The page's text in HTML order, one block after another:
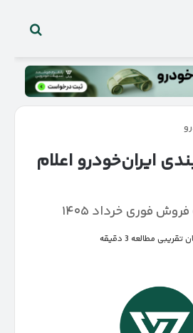
ایران‌خودرو اعلام
فوری خرداد ۱۴۰۵
تقریبی مطالعه 3 دقیقه